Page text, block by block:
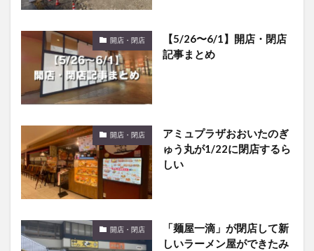
開店・閉店
【5/26〜6/1】開店・閉店
記事まとめ
開店・閉店
アミュプラザおおいたのぎ
ゅう丸が1/22に閉店するら
しい
開店・閉店
「麺屋一滴」が閉店して新
しいラーメン屋ができたみ